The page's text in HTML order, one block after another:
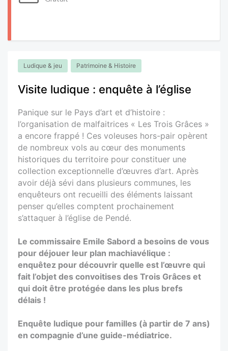
Ludique & jeu Patrimoine & Histoire
Visite ludique : enquête à l’église
Panique sur le Pays d’art et d’histoire :
l’organisation de malfaitrices « Les Trois Grâces »
a encore frappé ! Ces voleuses hors-pair opèrent
de nombreux vols au cœur des monuments
historiques du territoire pour constituer une
collection exceptionnelle d’œuvres d’art. Après
avoir déjà sévi dans plusieurs communes, les
enquêteurs ont recueilli des éléments laissant
penser qu’elles comptent prochainement
s’attaquer à l’église de Pendé.
Le commissaire Emile Sabord a besoins de vous
pour déjouer leur plan machiavélique :
enquêtez pour découvrir quelle est l’œuvre qui
fait l’objet des convoitises des Trois Grâces et
qui doit être protégée dans les plus brefs
délais !
Enquête ludique pour familles (à partir de 7 ans)
en compagnie d’une guide-médiatrice.